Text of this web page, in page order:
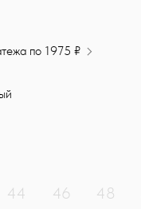
по 1975 ₽
44 46 48